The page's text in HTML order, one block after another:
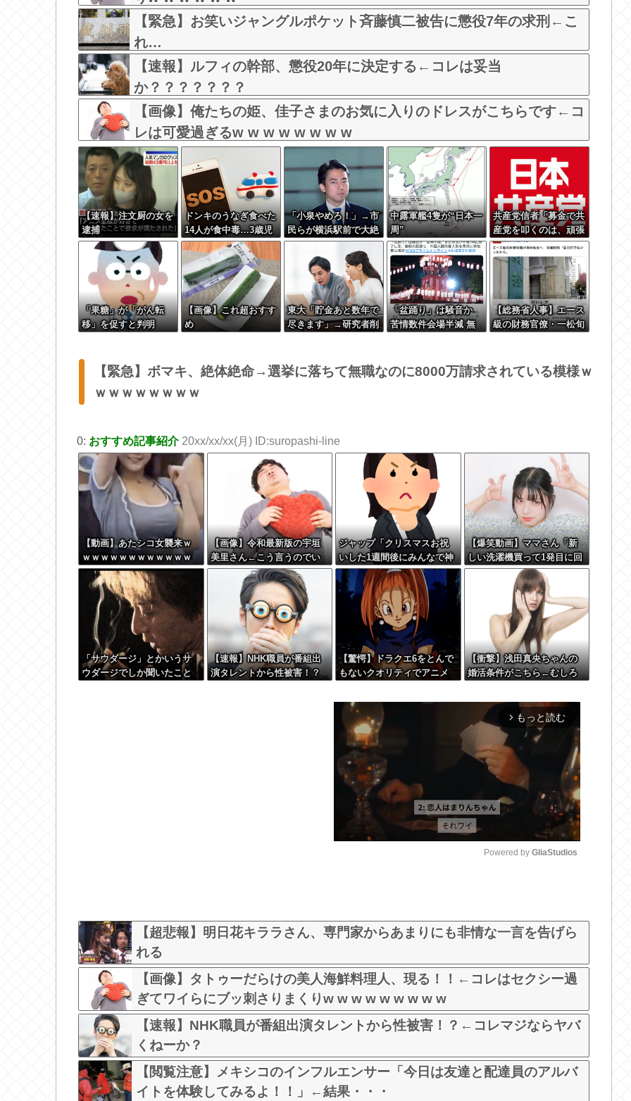
【緊急】お笑いジャングルポケット斉藤慎二被告に懲役7年の求刑←こ
れ…
【速報】ルフィの幹部、懲役20年に決定する←コレは妥当
か？？？？？？？
【画像】俺たちの姫、佳子さまのお気に入りのドレスがこちらです←コ
レは可愛過ぎるw w w w w w w w
【速報】注文厨の女を
逮捕
ドンキのうなぎ食べた
14人が食中毒…3歳児
から75歳まで被害
「小泉やめろ！」→市
民らが横浜駅前で大絶
叫ｗｗｗｗｗｗｗｗ
中露軍艦4隻が“日本一
周”
共産党信者「募金で共
産党を叩くのは、頑張
る人を邪魔したいとい
う日本人らしい薄暗い
欲望のせい」
「果糖」が「がん転
移」を促すと判明
【画像】これ超おすす
め
東大「貯金あと数年で
尽きます」→研究者削
「盆踊り」は騒音か
苦情数件会場半減 無
イレント盆ダンスも
【総務省人事】エース
級の財務官僚・一松旬
ったから」
【緊急】ボマキ、絶体絶命→選挙に落ちて無職なのに8000万請求されている模様ｗ
ｗｗｗｗｗｗｗｗ
0: おすすめ記事紹介20xx/xx/xx(月) ID:suropashi-line
【動画】あたシコ女襲来ｗ
ｗｗｗｗｗｗｗｗｗｗｗｗ
ｗｗｗｗ
【画像】令和最新版の宇垣
美里さん←こう言うのでい
いんだよが目一杯詰まって
ると話題にw w w w w w w
ジャップ「クリスマスお祝
いした1週間後にみんなで神
社行きます」←これ
【爆笑動画】ママさん「新
しい洗濯機買って1発目に回
したらコレw」←こwれwは
w w w w w w w w w w
「サウダージ」とかいうサ
ウダージでしか聞いたこと
【速報】NHK職員が番組出
演タレントから性被害！？
【驚愕】ドラクエ6をとんで
もないクオリティでアニメ
ちらｗｗｗｗｗ
【衝撃】浅田真央ちゃんの
婚活条件がこちら←むしろ
w w w w w
t
Powered by GliaStudios
【超悲報】明日花キララさん、専門家からあまりにも非情な一言を告げら
れる
【画像】タトゥーだらけの美人海鮮料理人、現る！！←コレはセクシー過
ぎてワイらにブッ刺さりまくりw w w w w w w w w
【速報】NHK職員が番組出演タレントから性被害！？←コレマジならヤバ
くねーか？
【閲覧注意】メキシコのインフルエンサー「今日は友達と配達員のアルバ
イトを体験してみるよ！！」←結果・・・